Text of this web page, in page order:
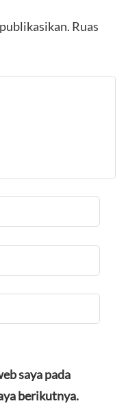
Ruas
saya pada
berikutnya.